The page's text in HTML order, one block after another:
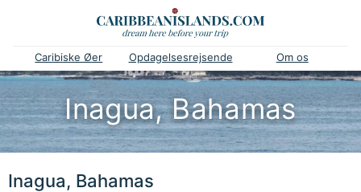
Caribiske Øer Opdagelsesrejsende Om os
Inagua, Bahamas
Inagua, Bahamas